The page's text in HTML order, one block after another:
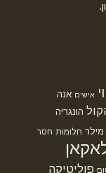
אישים אנה
הונגריה
חלומות חסר
פוליטיקה